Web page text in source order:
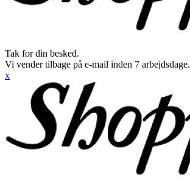
Tak for din besked.
Vi vender tilbage på e-mail inden 7 arbejdsdage.
x